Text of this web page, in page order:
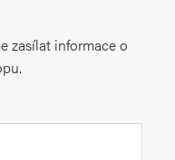
zasílat informace o